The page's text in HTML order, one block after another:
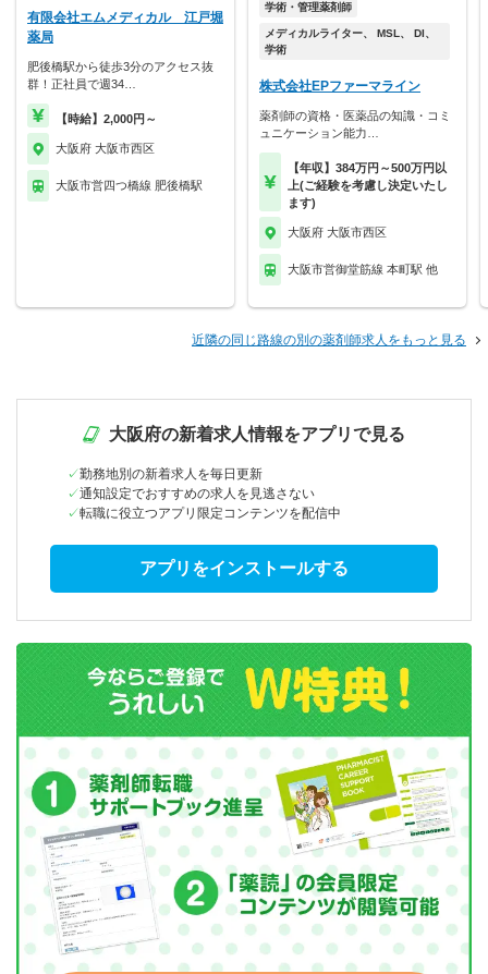
有限会社エムメディカル 江戸堀
薬局
肥後橋駅から徒歩3分のアクセス抜
群！正社員で週34…
【時給】2,000円～
大阪府 大阪市西区
大阪市営四つ橋線 肥後橋駅
学術・管理薬剤師
メディカルライター、 MSL、 DI、
学術
株式会社EPファーマライン
薬剤師の資格・医薬品の知識・コミ
ュニケーション能力…
【年収】384万円～500万円以
上(ご経験を考慮し決定いたし
ます)
大阪府 大阪市西区
大阪市営御堂筋線 本町駅 他
近隣の同じ路線の別の薬剤師求人をもっと見る
大阪府の新着求人情報をアプリで見る
勤務地別の新着求人を毎日更新
通知設定でおすすめの求人を見逃さない
転職に役立つアプリ限定コンテンツを配信中
アプリをインストールする